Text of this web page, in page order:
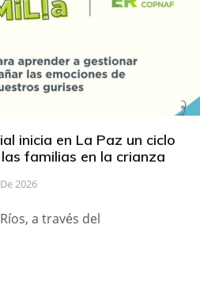
inicia en La Paz un ciclo
familias en la crianza
2026
a través del